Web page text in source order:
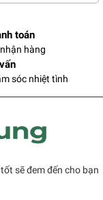
toán
hàng
sóc nhiệt tình
sẽ đem đến cho bạn